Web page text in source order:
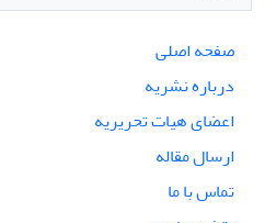
صفحه اصلی
درباره نشریه
اعضای هیات تحریریه
ارسال مقاله
تماس با ما